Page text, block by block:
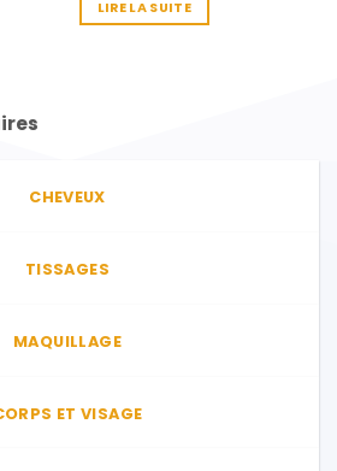
LIRE LA SUITE
CHEVEUX
TISSAGES
MAQUILLAGE
ET VISAGE